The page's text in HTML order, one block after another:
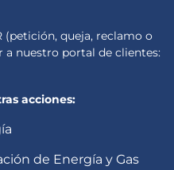
(petición, queja, reclamo o
a nuestro portal de clientes:
acciones:
de Energía y Gas